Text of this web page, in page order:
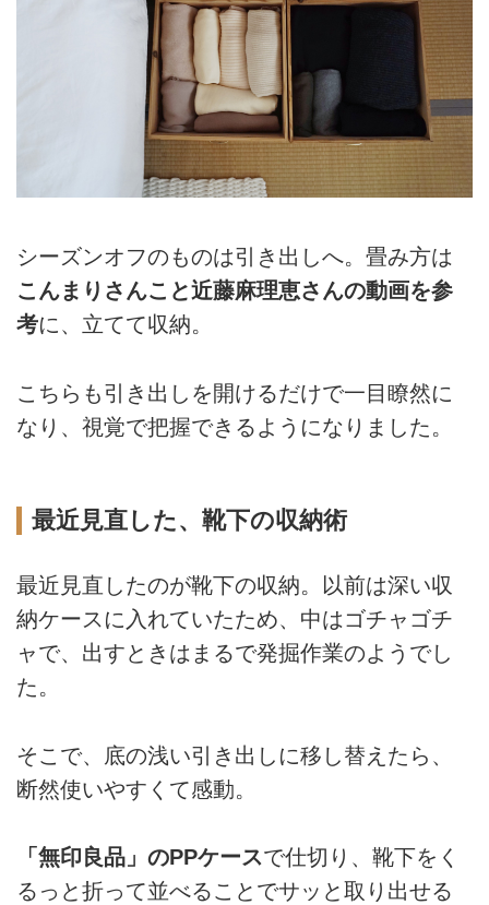
シーズンオフのものは引き出しへ。畳み方は
こんまりさんこと近藤麻理恵さんの動画を参
考に、立てて収納。
こちらも引き出しを開けるだけで一目瞭然に
なり、視覚で把握できるようになりました。
最近見直した、靴下の収納術
最近見直したのが靴下の収納。以前は深い収
納ケースに入れていたため、中はゴチャゴチ
ャで、出すときはまるで発掘作業のようでし
た。
そこで、底の浅い引き出しに移し替えたら、
断然使いやすくて感動。
「無印良品」のPPケースで仕切り、靴下をく
るっと折って並べることでサッと取り出せる